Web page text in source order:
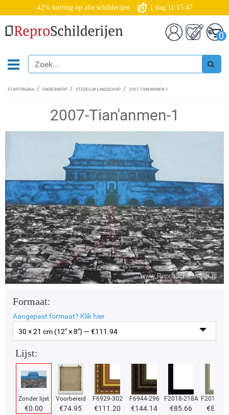
42% korting op alle schilderijen 1 dag 11:15:47
0
STARTPAGINA ONDERWERP STEDELIJK LANDSCHAP 2007-TIAN'ANMEN-1
2007-Tian'anmen-1
Formaat:
Aangepast formaat? Klik hier
30 × 21 cm (12" × 8") — €111.94
Lijst:
Zonder lijst
€0.00
Voorbereid
€74.95
F6929-302
€111.20
F6944-296
€144.14
F2018-218A
€85.66
F2018-
€85.66